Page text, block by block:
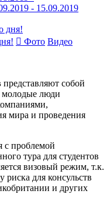
- 15.09.2019
Фото Видео
представляют собой
молодые люди
мира и проведения
с проблемой
тура для студентов
визовый режим, т.к.
риска для консульств
и других